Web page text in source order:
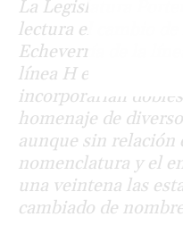
La Legislatura
lectura el cambio
Echeverría de la
línea H e
incorporarían
homenaje de
aunque sin relación
nomenclatura y el
una veintena las
cambiado de